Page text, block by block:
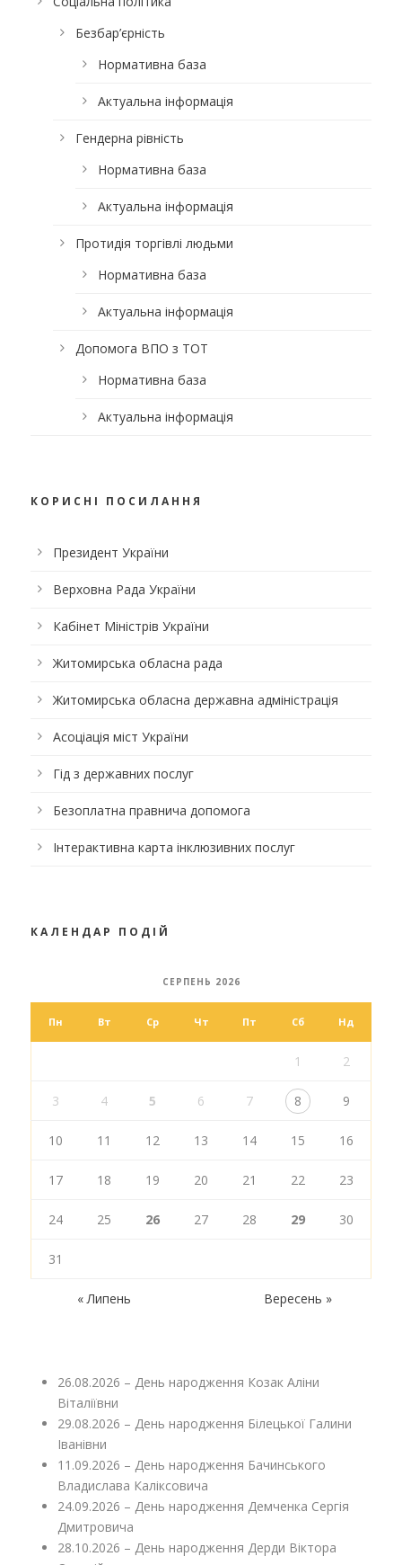
Безбар’єрність
Нормативна база
Актуальна інформація
Гендерна рівність
Нормативна база
Актуальна інформація
Протидія торгівлі людьми
Нормативна база
Актуальна інформація
Допомога ВПО з ТОТ
Нормативна база
Актуальна інформація
КОРИСНІ ПОСИЛАННЯ
Президент України
Верховна Рада України
Кабінет Міністрів України
Житомирська обласна рада
Житомирська обласна державна адміністрація
Асоціація міст України
Гід з державних послуг
Безоплатна правнича допомога
Інтерактивна карта інклюзивних послуг
КАЛЕНДАР ПОДІЙ
СЕРПЕНЬ 2026
Пн Вт Ср Чт Пт Сб Нд
1 2
3 4 5 6 7 8 9
10 11 12 13 14 15 16
17 18 19 20 21 22 23
24 25 26 27 28 29 30
31
« Липень Вересень »
26.08.2026 – День народження Козак Аліни
Віталіївни
29.08.2026 – День народження Білецької Галини
Іванівни
11.09.2026 – День народження Бачинського
Владислава Каліксовича
24.09.2026 – День народження Демченка Сергія
Дмитровича
28.10.2026 – День народження Дерди Віктора